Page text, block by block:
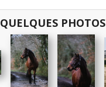
QUELQUES PHOTOS